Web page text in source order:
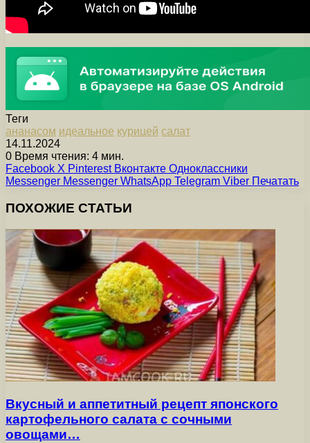
Теги
ананасом идеальное курицей салат
14.11.2024
0 Время чтения: 4 мин.
Facebook X Pinterest Вконтакте Одноклассники
Messenger Messenger WhatsApp Telegram Viber Печатать
ПОХОЖИЕ СТАТЬИ
Вкусный и аппетитный рецепт японского
картофельного салата с сочными
овощами…